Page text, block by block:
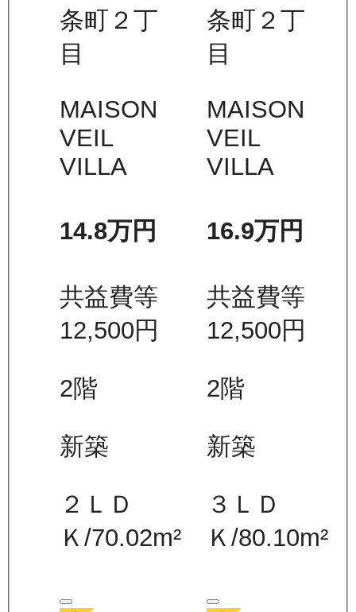
条町２丁
目
MAISON
VEIL
VILLA
14.8万円
共益費等
12,500円
2階
新築
２ＬＤ
Ｋ/70.02m²
条町２丁
目
MAISON
VEIL
VILLA
16.9万円
共益費等
12,500円
2階
新築
３ＬＤ
Ｋ /80.10m²